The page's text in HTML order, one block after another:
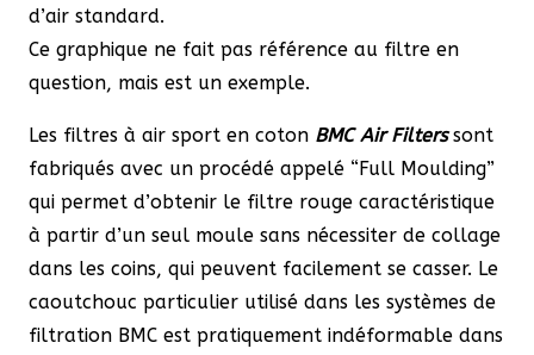
d’air standard.
Ce graphique ne fait pas référence au filtre en
question, mais est un exemple.
Les filtres à air sport en coton BMC Air Filterssont
fabriqués avec un procédé appelé “Full Moulding”
qui permet d’obtenir le filtre rouge caractéristique
à partir d’un seul moule sans nécessiter de collage
dans les coins, qui peuvent facilement se casser. Le
caoutchouc particulier utilisé dans les systèmes de
filtration BMC est pratiquement indéformable dans